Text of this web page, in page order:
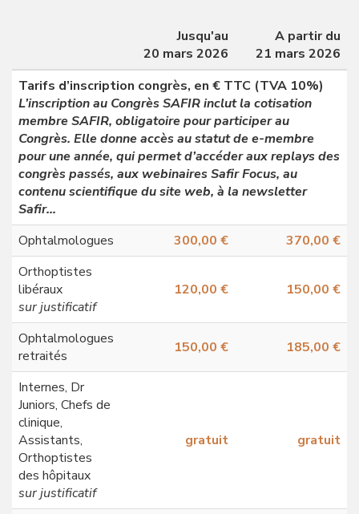
Jusqu'au
20 mars 2026
A partir du
21 mars 2026
Tarifs d’inscription congrès, en € TTC (TVA 10%)
L’inscription au Congrès SAFIR inclut la cotisation
membre SAFIR, obligatoire pour participer au
Congrès. Elle donne accès au statut de e-membre
pour une année, qui permet d’accéder aux replays des
congrès passés, aux webinaires Safir Focus, au
contenu scientifique du site web, à la newsletter
Safir…
Ophtalmologues
300,00 €
370,00 €
Orthoptistes
libéraux
sur justificatif
120,00 € 150,00 €
Ophtalmologues
retraités
150,00 € 185,00 €
Internes, Dr
Juniors, Chefs de
clinique,
Assistants,
Orthoptistes
des hôpitaux
sur justificatif
gratuit gratuit